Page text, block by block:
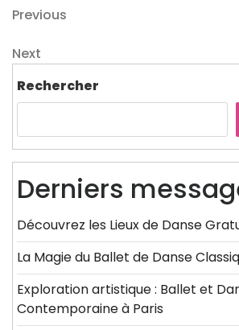
Navigation
de
l’article
Previous
Previous
Next
Next
Rechercher
Derniers
Découvrez les Lieux de Danse
La Magie du Ballet de Danse
Exploration artistique : Ballet et
Contemporaine à Paris